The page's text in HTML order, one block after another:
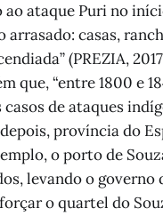
ataque Puri no
arrasado: casas,
(PREZIA,
que, “entre 1800 e
de ataques
província do
o porto de
levando o governo
o quartel do